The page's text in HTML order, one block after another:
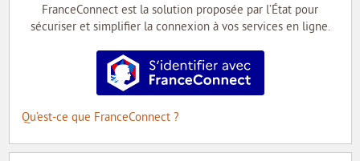
MES DEMANDES
MON PORTE-DOCUMENTS
INTERNE
FranceConnect est la solution proposée par l’État pour
sécuriser et simplifier la connexion à vos services en ligne.
S’identifier avec FranceConnect
Qu’est-ce que FranceConnect ?